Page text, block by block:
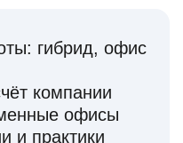
гибрид, офис
компании
офисы
и практики